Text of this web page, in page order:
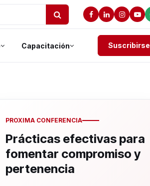
Capacitación Suscribirse
PROXIMA CONFERENCIA
Prácticas efectivas para
fomentar compromiso y
pertenencia